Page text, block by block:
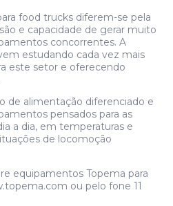
food trucks diferem-se pela
e capacidade de gerar muito
concorrentes. A
estudando cada vez mais
este setor e oferecendo
de alimentação diferenciado e
pensados para as
a dia, em temperaturas e
de locomoção
equipamentos Topema para
ou pelo fone 11